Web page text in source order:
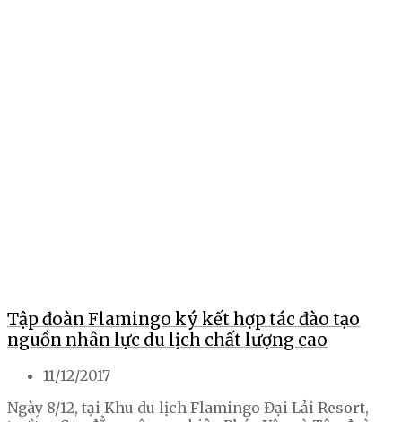
Tập đoàn Flamingo ký kết hợp tác đào tạo
nguồn nhân lực du lịch chất lượng cao
11/12/2017
Ngày 8/12, tại Khu du lịch Flamingo Đại Lải Resort,